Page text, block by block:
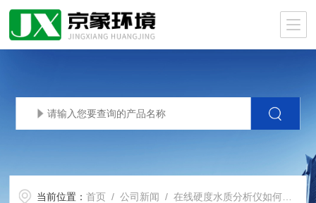
当前位置：首页 /公司新闻 / 在线硬度水质分析仪如何保证数据准确性？